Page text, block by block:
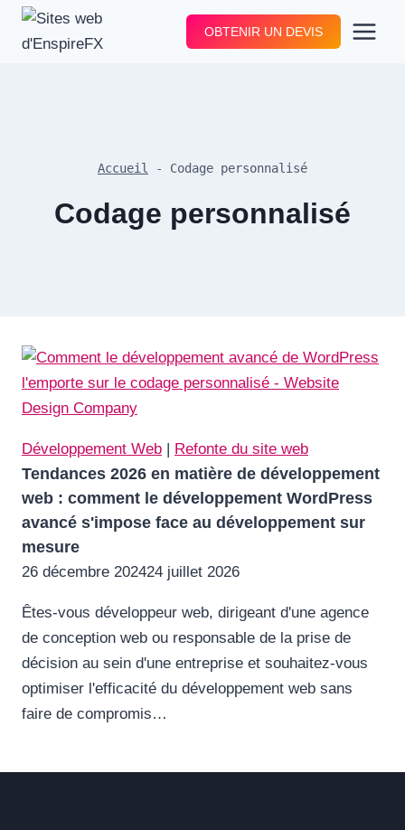
Aller
OBTENIR UN DEVIS
Accueil - Codage personnalisé
Codage personnalisé
Développement Web | Refonte du site web
Tendances 2026 en matière de développement
web : comment le développement WordPress
avancé s'impose face au développement sur
mesure
26 décembre 202424 juillet 2026
Êtes-vous développeur web, dirigeant d'une agence
de conception web ou responsable de la prise de
décision au sein d'une entreprise et souhaitez-vous
optimiser l'efficacité du développement web sans
faire de compromis…